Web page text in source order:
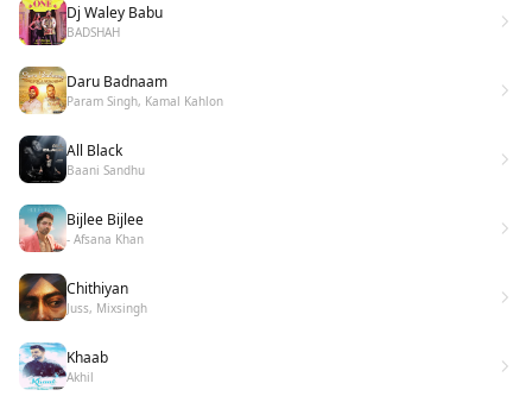
Dj Waley Babu
BADSHAH
Daru Badnaam
Param Singh, Kamal Kahlon
All Black
Baani Sandhu
Bijlee Bijlee
- Afsana Khan
Chithiyan
Juss, Mixsingh
Khaab
Akhil